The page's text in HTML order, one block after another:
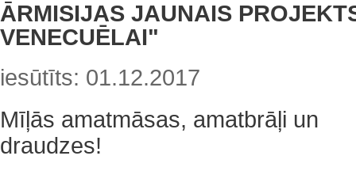
ĀRMISIJAS JAUNAIS
VENECUĒLAI"
iesūtīts: 01.12.2017
Mīļās amatmāsas, amatbrāļi un
draudzes!